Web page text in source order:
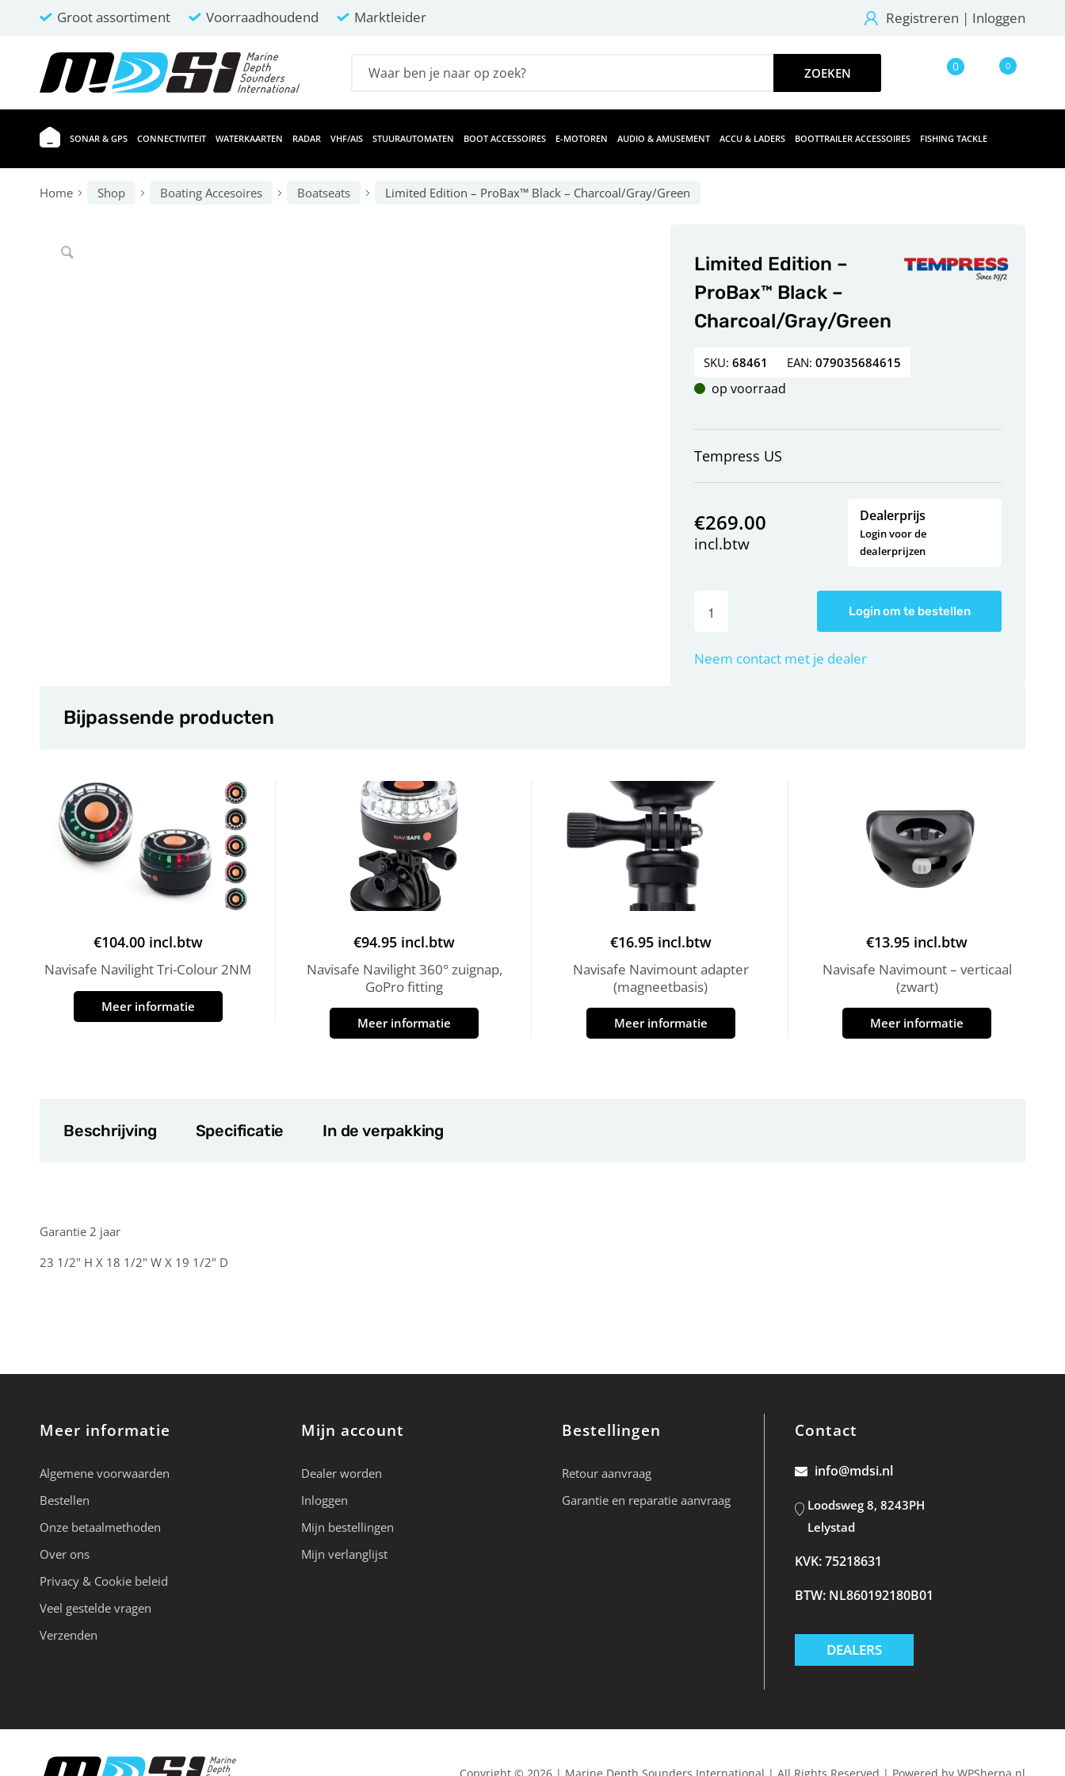
Groot assortiment Voorraadhoudend Marktleider Registreren | Inloggen
0 0
SONAR & GPS CONNECTIVITEIT WATERKAARTEN RADAR VHF/AIS STUURAUTOMATEN BOOT ACCESSOIRES E-MOTOREN AUDIO & AMUSEMENT ACCU & LADERS BOOTTRAILER ACCESSOIRES FISHING TACKLE
Home Shop Boating Accesoires Boatseats Limited Edition – ProBax™ Black – Charcoal/Gray/Green
Limited Edition –
ProBax™ Black –
Charcoal/Gray/Green
SKU:68461 EAN:079035684615
op voorraad
Tempress US
€269.00
incl.btw
Dealerprijs
Login voor de
dealerprijzen
Login om te bestellen
Neem contact met je dealer
Bijpassende producten
€104.00 incl.btw
Navisafe Navilight Tri-Colour 2NM
Meer informatie
€94.95 incl.btw
Navisafe Navilight 360° zuignap,
GoPro fitting
Meer informatie
€16.95 incl.btw
Navisafe Navimount adapter
(magneetbasis)
Meer informatie
€13.95 incl.btw
Navisafe Navimount – verticaal
(zwart)
Meer informatie
Beschrijving Specificatie In de verpakking
Garantie 2 jaar
23 1/2" H X 18 1/2" W X 19 1/2" D
Meer informatie
Algemene voorwaarden
Bestellen
Onze betaalmethoden
Over ons
Privacy & Cookie beleid
Veel gestelde vragen
Verzenden
Mijn account
Dealer worden
Inloggen
Mijn bestellingen
Mijn verlanglijst
Bestellingen
Retour aanvraag
Garantie en reparatie aanvraag
Contact
info@mdsi.nl
Loodsweg 8, 8243PH
Lelystad
KVK: 75218631
BTW: NL860192180B01
DEALERS
Copyright © 2026 | Marine Depth Sounders International | All Rights Reserved | Powered by WPSherpa.nl